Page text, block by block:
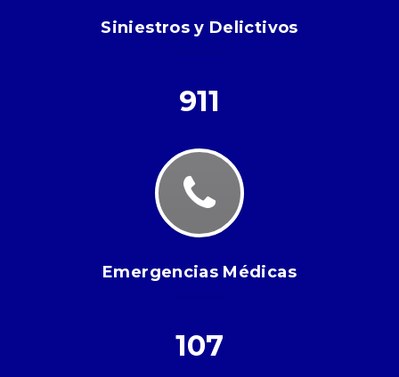
Siniestros y Delictivos
911
Emergencias Médicas
107